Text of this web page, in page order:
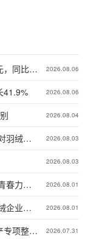
，同比增
2026.08.06
41.9% 2026.08.06
2026.08.04
羽绒产
2026.08.03
2026.08.03
春力量
2026.08.01
企业集
2026.08.01
专项整治
2026.07.31